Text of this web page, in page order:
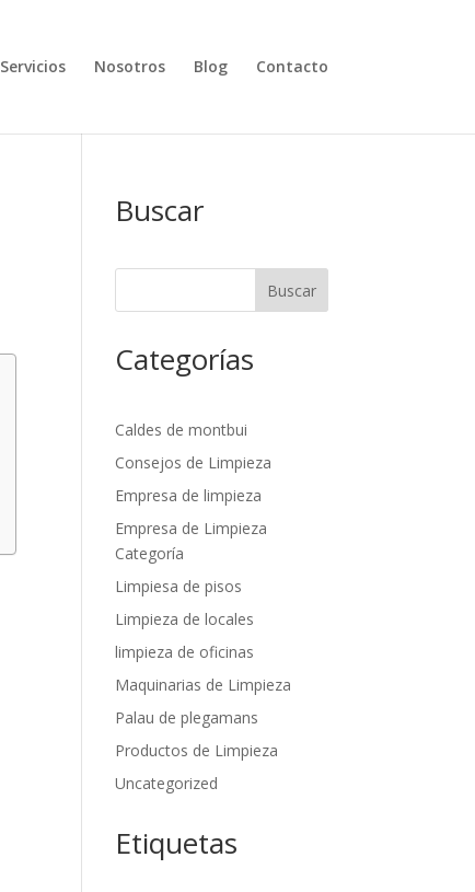
Servicios Nosotros Blog Contacto
Buscar
Buscar
Categorías
Caldes de montbui
Consejos de Limpieza
Empresa de limpieza
Empresa de Limpieza
Categoría
Limpiesa de pisos
Limpieza de locales
limpieza de oficinas
Maquinarias de Limpieza
Palau de plegamans
Productos de Limpieza
Uncategorized
Etiquetas